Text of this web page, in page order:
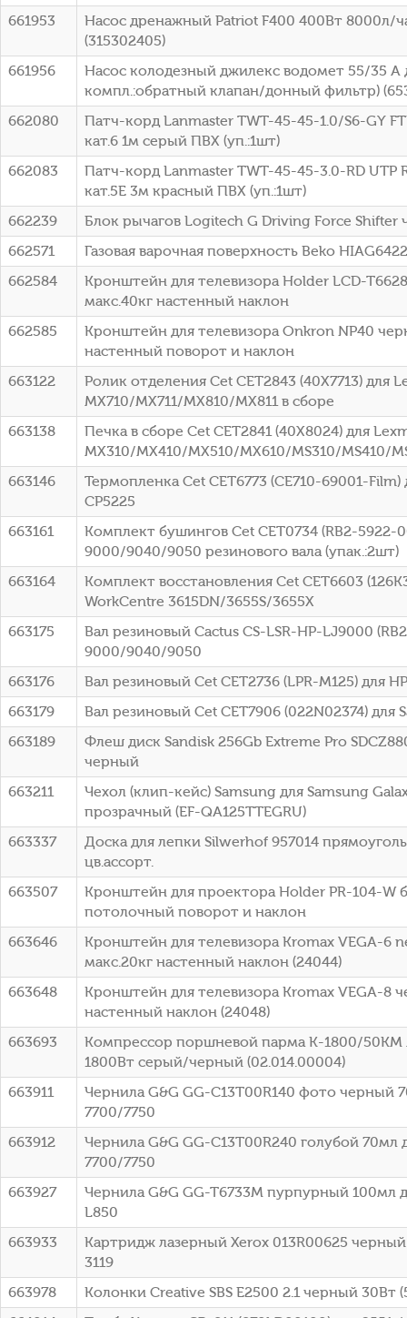
661953
Насос дренажный Patriot F400 400Вт 8000л/
(315302405)
661956
Насос колодезный джилекс водомет 55/35 А
компл.:обратный клапан/донный фильтр)
662080
Патч-корд Lanmaster TWT-45-45-1.0/S6-GY
кат.6 1м серый ПВХ (уп.:1шт)
662083
Патч-корд Lanmaster TWT-45-45-3.0-RD UTP
кат.5E 3м красный ПВХ (уп.:1шт)
662239
Блок рычагов Logitech G Driving Force Shifter
662571
Газовая варочная поверхность Beko
662584
Кронштейн для телевизора Holder LCD-
макс.40кг настенный наклон
662585
Кронштейн для телевизора Onkron NP40
настенный поворот и наклон
663122
Ролик отделения Cet CET2843 (40X7713) для
MX710/MX711/MX810/MX811 в сборе
663138
Печка в сборе Cet CET2841 (40X8024) для
MX310/MX410/MX510/MX610/MS310/MS410/
663146
Термопленка Cet CET6773 (CE710-69001-Film)
CP5225
663161
Комплект бушингов Cet CET0734 (RB2-5922-
9000/9040/9050 резинового вала (упак.:2шт)
663164
Комплект восстановления Cet CET6603
WorkCentre 3615DN/3655S/3655X
663175
Вал резиновый Cactus CS-LSR-HP-LJ9000
9000/9040/9050
663176
Вал резиновый Cet CET2736 (LPR-M125) для
663179
Вал резиновый Cet CET7906 (022N02374) для
663189
Флеш диск Sandisk 256Gb Extreme Pro
черный
663211
Чехол (клип-кейс) Samsung для Samsung
прозрачный (EF-QA125TTEGRU)
663337
Доска для лепки Silwerhof 957014
цв.ассорт.
663507
Кронштейн для проектора Holder PR-104-W
потолочный поворот и наклон
663646
Кронштейн для телевизора Kromax VEGA-6
макс.20кг настенный наклон (24044)
663648
Кронштейн для телевизора Kromax VEGA-8
настенный наклон (24048)
663693
Компрессор поршневой парма K-1800/
1800Вт серый/черный (02.014.00004)
663911
Чернила G&G GG-C13T00R140 фото черный
7700/7750
663912
Чернила G&G GG-C13T00R240 голубой 70мл
7700/7750
663927
Чернила G&G GG-T6733M пурпурный 100мл
L850
663933
Картридж лазерный Xerox 013R00625 черный
3119
663978
Колонки Creative SBS E2500 2.1 черный 30Вт